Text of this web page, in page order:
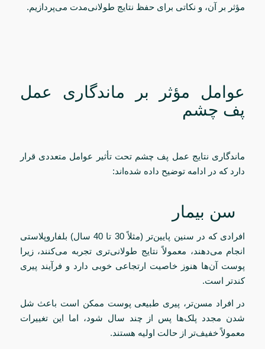
مؤثر بر آن، و نکاتی برای حفظ نتایج طولانی‌مدت می‌پردازیم.
عوامل مؤثر بر ماندگاری عمل
پف چشم
ماندگاری نتایج عمل پف چشم تحت تأثیر عوامل متعددی قرار
دارد که در ادامه توضیح داده شده‌اند:
سن بیمار
افرادی که در سنین پایین‌تر (مثلاً 30 تا 40 سال) بلفاروپلاستی
انجام می‌دهند، معمولاً نتایج طولانی‌تری تجربه می‌کنند، زیرا
پوست آن‌ها هنوز خاصیت ارتجاعی خوبی دارد و فرآیند پیری
کندتر است.
در افراد مسن‌تر، پیری طبیعی پوست ممکن است باعث شل
شدن مجدد پلک‌ها پس از چند سال شود، اما این تغییرات
معمولاً خفیف‌تر از حالت اولیه هستند.